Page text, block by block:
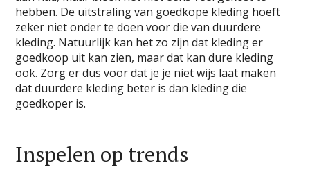
hebben. De uitstraling van goedkope kleding hoeft
zeker niet onder te doen voor die van duurdere
kleding. Natuurlijk kan het zo zijn dat kleding er
goedkoop uit kan zien, maar dat kan dure kleding
ook. Zorg er dus voor dat je je niet wijs laat maken
dat duurdere kleding beter is dan kleding die
goedkoper is.
Inspelen op trends